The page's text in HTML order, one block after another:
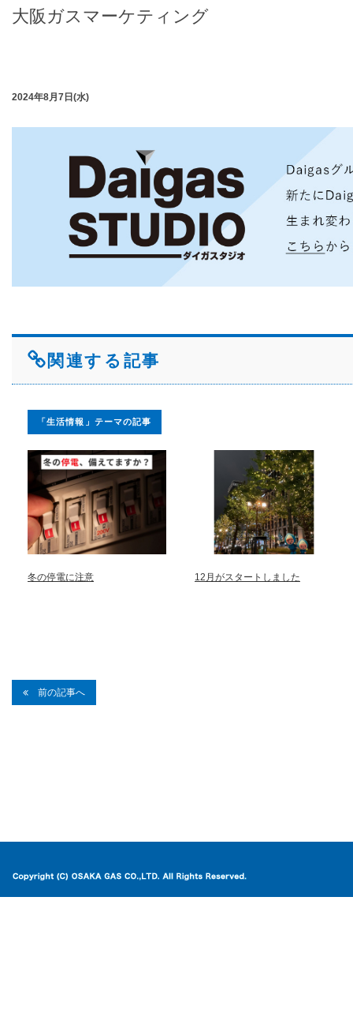
大阪ガスマーケティング
2024年8月7日(水)
関連する記事
「生活情報」テーマの記事
冬の停電に注意 12月がスタートしました
前の記事へ